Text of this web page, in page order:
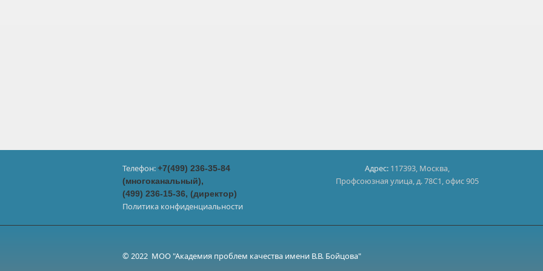
Телефон:+7(499) 236-35-84
(многоканальный),
(499) 236-15-36, (директор)
Политика конфиденциальности
Адрес: 117393, Москва,
Профсоюзная улица, д. 78С1, офис 905
© 2022 МОО "Академия проблем качества имени В.В. Бойцова"